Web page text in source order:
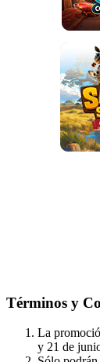
Términos y
La
y 21 de